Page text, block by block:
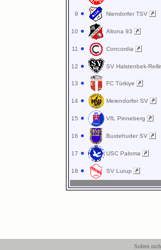
9 Niendorfer TSV
10 Altona 93
11 Concordia
12 SV Halstenbek-
13 FC Türkiye
14 Meiendorfer SV
15 VfL Pinneberg
16 Buxtehuder SV
17 USC Paloma
18 SV Lurup
Sofern